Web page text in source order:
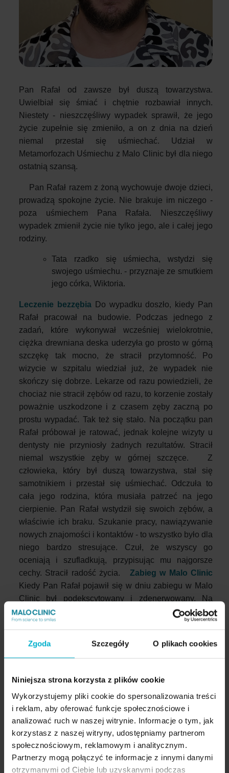
Zgoda Szczegóły O plikach cookies
Niniejsza strona korzysta z plików cookie
Wykorzystujemy pliki cookie do spersonalizowania treści
i reklam, aby oferować funkcje społecznościowe i
analizować ruch w naszej witrynie. Informacje o tym, jak
korzystasz z naszej witryny, udostępniamy partnerom
społecznościowym, reklamowym i analitycznym.
Partnerzy mogą połączyć te informacje z innymi danymi
otrzymanymi od Ciebie lub uzyskanymi podczas
Pan Rafał od zawsze był duszą towarzystwa.
Uwielbiał się śmiać i chętnie rozbawiał innych.
Niestety - nieszczęśliwy wypadek sprawił, że jego
życie zupełnie się zmieniło, a on z dnia na dzień
niemal przestał się uśmiechać. Udział w
Metamorfozach Uśmiechu z Malo Clinic był dla niego
ostatnią szansą.
Pan Rafał razem z żoną wychowuje dwoje dzieci,
prowadzą spokojne życie. Nie brakuje im niczego -
poza uśmiechem Pana Rafała. Nieszczęśliwy
wypadek zmienił życie nie tylko jego, ale i całej jego
rodziny.
Tata rzadko się uśmiecha, wstydzi się
swojego uśmiechu. - przyznaje ze smutkiem
jego córka, Wiktoria.
Leczenie bezzębiaDo wypadku doszło, kiedy Pan
Rafał pracował na budowie. Podczas jednego z
zadań, które wykonywał wcześniej wielokrotnie,
ciężka drewniana deska uderzyła go prosto w górną
szczękę tak mocno, że stracił przytomność. Po
wizycie w szpitalu wiedział już, że wypadek nie
skończy się dobrze. Lekarze od razu powiedzieli, że
chociaż nie stracił zębów od razu, to korzenie zostały
poważnie uszkodzone i z czasem zęby zaczną po
prostu wypadać. Tak też się stało. Na początku pan
Rafał próbował je ratować, jednak kolejne wizyty u
dentysty nie przyniosły żadnych rezultatów. Stracił
niemal wszystkie zęby w górnej szczęce. Z
człowieka, który był duszą towarzystwa, stał się
samotnikiem i przestał się uśmiechać. Odczuła to
cała jego rodzina, która musiała patrzeć na jego
cierpienie. Pan Rafał wstydził się swoich zębów, a
właściwie ich braku. Szukanie pracy, nawiązywanie
nowych znajomości i kontaktów - to wszystko było dla
niego bardzo stresujące. Czuł, że wszyscy go
oceniają i szufladkują, przypisując mu najgorsze
cechy. Stracił radość życia. Zabieg w Malo Clinic
Kiedy Pan Rafał pojawił się w dniu zabiegu w Malo
Clinic był podekscytowany i zdenerwowany. Na
szczęście, tak jak na wszystkich naszych pacjentów,
spokój i uśmiech dr Anny Grabowskiej, zadziałał na
górnym łuku ze względu na liczne braki zębowe
techniką All‑on‑4®. Jest to innowacyjna
przeszczepu kości pozwala bezzębnym
pacjentom uzyskać nowe, stałe zęby, wyglądające
i funkcjonujące jak naturalne uzębienie.Pierwszą
część chirurgiczną zabiegu wykonała doktor Anna
Grabowska, zabieg polegał na na precyzyjnym
umieszczeniu czterech implantów zaprojektowanych